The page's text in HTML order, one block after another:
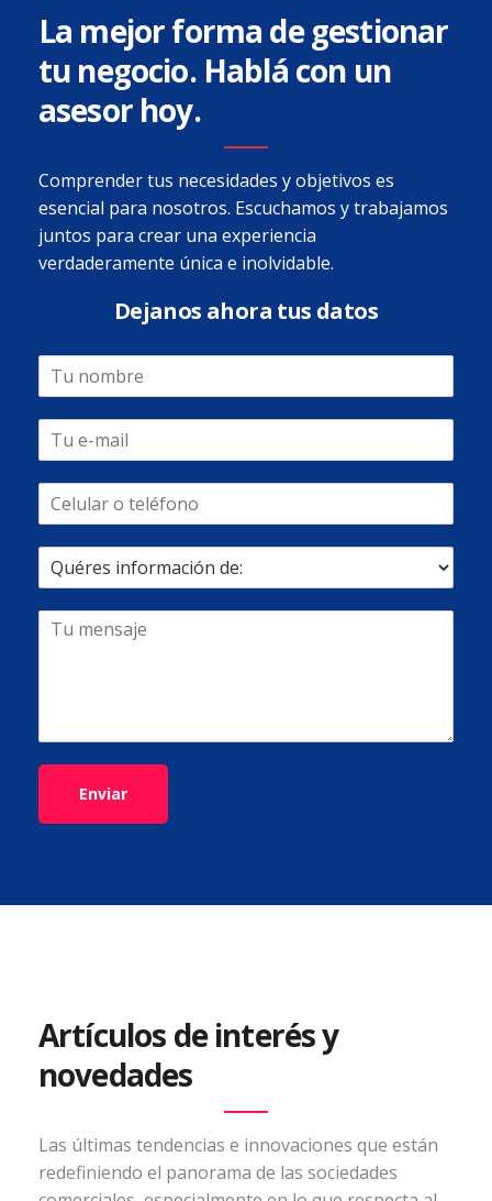
La mejor forma de gestionar
tu negocio. Hablá con un
asesor hoy.
Comprender tus necesidades y objetivos es
esencial para nosotros. Escuchamos y trabajamos
juntos para crear una experiencia
verdaderamente única e inolvidable.
Dejanos ahora tus datos
Enviar
Artículos de interés y
novedades
Las últimas tendencias e innovaciones que están
redefiniendo el panorama de las sociedades